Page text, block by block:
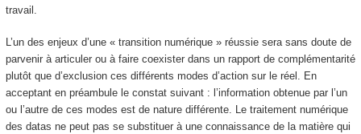
travail.
L’un des enjeux d’une « transition numérique » réussie sera sans doute de
parvenir à articuler ou à faire coexister dans un rapport de complémentarité
plutôt que d’exclusion ces différents modes d’action sur le réel. En
acceptant en préambule le constat suivant : l’information obtenue par l’un
ou l’autre de ces modes est de nature différente. Le traitement numérique
des datas ne peut pas se substituer à une connaissance de la matière qui